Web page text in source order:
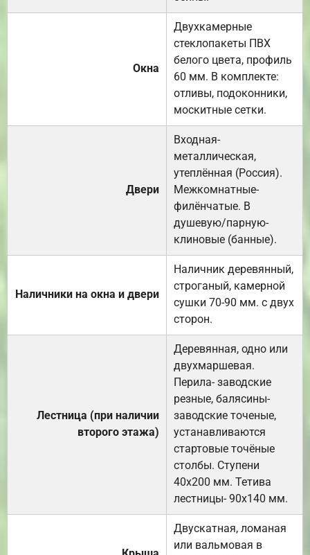
Окна
Двухкамерные
стеклопакеты ПВХ
белого цвета, профиль
60 мм. В комплекте:
отливы, подоконники,
москитные сетки.
Двери
Входная-
металлическая,
утеплённая (Россия).
Межкомнатные-
филёнчатые. В
душевую/парную-
клиновые (банные).
Наличники на окна и двери
Наличник деревянный,
строганый, камерной
сушки 70-90 мм. с двух
сторон.
Лестница (при наличии
второго этажа)
Деревянная, одно или
двухмаршевая.
Перила- заводские
резные, балясины-
заводские точеные,
устанавливаются
стартовые точёные
столбы. Ступени
40х200 мм. Тетива
лестницы- 90х140 мм.
Двускатная, ломаная
или вальмовая в